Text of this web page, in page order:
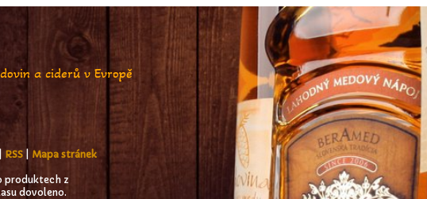
a ciderů v Evropě
RSS
Mapa stránek
produktech z
dovoleno.